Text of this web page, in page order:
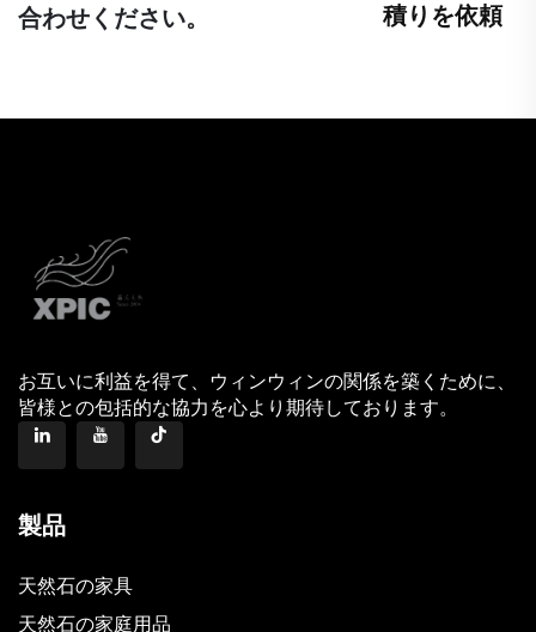
合わせください。
積りを依頼
お互いに利益を得て、ウィンウィンの関係を築くために、
皆様との包括的な協力を心より期待しております。
製品
天然石の家具
天然石の家庭用品